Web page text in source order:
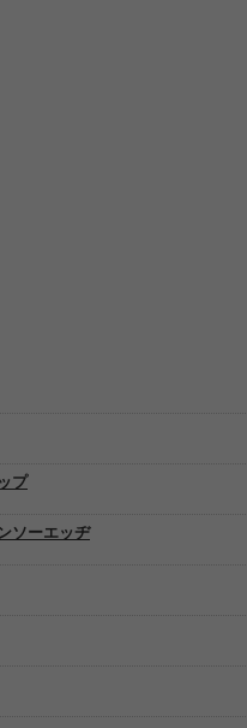
プ
ソーエッヂ